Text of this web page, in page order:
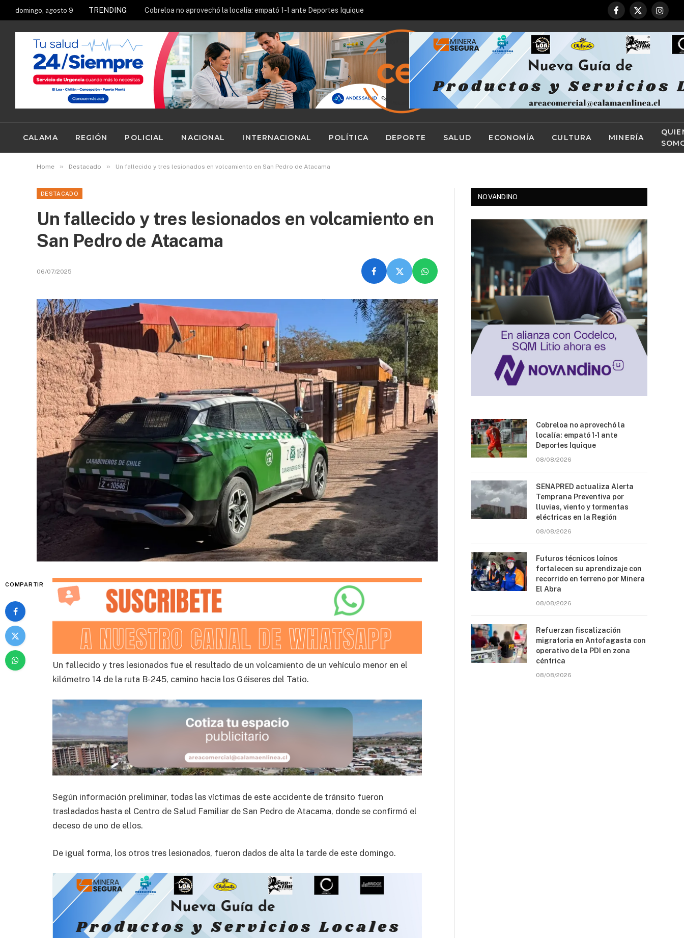
domingo, agosto 9 TRENDING Cobreloa no aprovechó la localía: empató 1-1 ante Deportes Iquique
Facebook
X
CALAMA REGIÓN POLICIAL NACIONAL INTERNACIONAL POLÍTICA DEPORTE SALUD ECONOMÍA CULTURA MINERÍA
Home » Destacado » Un fallecido y tres lesionados en volcamiento en San Pedro de Atacama
DESTACADO
Un fallecido y tres lesionados en volcamiento en
San Pedro de Atacama
06/07/2025
COMPARTIR
Un fallecido y tres lesionados fue el resultado de un volcamiento de un vehículo menor en el
kilómetro 14 de la ruta B-245, camino hacia los Géiseres del Tatio.
Según información preliminar, todas las víctimas de este accidente de tránsito fueron
trasladados hasta el Centro de Salud Familiar de San Pedro de Atacama, donde se confirmó el
deceso de uno de ellos.
De igual forma, los otros tres lesionados, fueron dados de alta la tarde de este domingo.
NOVANDINO
Cobreloa no aprovechó la
localía: empató 1-1 ante
Deportes Iquique
08/08/2026
SENAPRED actualiza Alerta
Temprana Preventiva por
lluvias, viento y tormentas
eléctricas en la Región
08/08/2026
Futuros técnicos loínos
fortalecen su aprendizaje con
recorrido en terreno por Minera
El Abra
08/08/2026
Refuerzan fiscalización
migratoria en Antofagasta con
operativo de la PDI en zona
céntrica
08/08/2026